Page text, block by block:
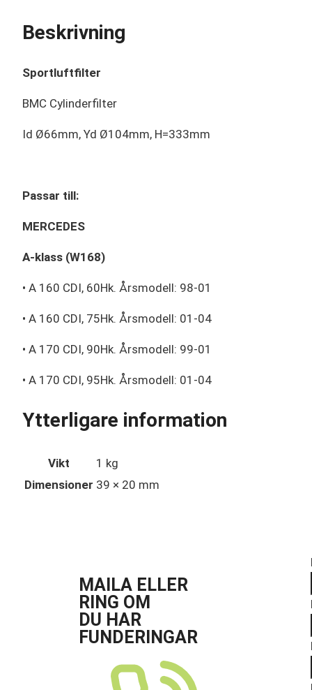
Beskrivning
Sportluftfilter
BMC Cylinderfilter
Id Ø66mm, Yd Ø104mm, H=333mm
Passar till:
MERCEDES
A-klass (W168)
• A 160 CDI, 60Hk. Årsmodell: 98-01
• A 160 CDI, 75Hk. Årsmodell: 01-04
• A 170 CDI, 90Hk. Årsmodell: 99-01
• A 170 CDI, 95Hk. Årsmodell: 01-04
Ytterligare information
Vikt
1 kg
Dimensioner 39 × 20 mm
MAILA ELLER
RING OM
DU HAR
FUNDERINGAR